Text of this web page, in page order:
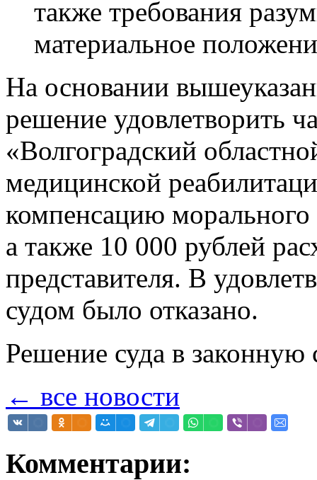
также требования
материальное
На основании
решение удовлетворить
«Волгоградский
медицинской
компенсацию морального
а также 10 000 рублей
представителя. В
судом было отказано.
Решение суда в законную
← все новости
Комментарии: